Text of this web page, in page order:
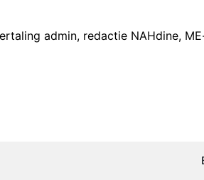
admin, redactie NAHdine,